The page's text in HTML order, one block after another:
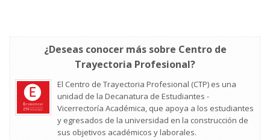
¿Deseas conocer más sobre Centro de
Trayectoria Profesional?
El Centro de Trayectoria Profesional (CTP) es una
unidad de la Decanatura de Estudiantes -
Vicerrectoría Académica, que apoya a los estudiantes
y egresados de la universidad en la construcción de
sus objetivos académicos y laborales.